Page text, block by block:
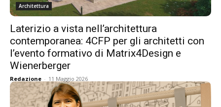
Architettura
Laterizio a vista nell’architettura
contemporanea: 4CFP per gli architetti con
l’evento formativo di Matrix4Design e
Wienerberger
Redazione - 11 Maggio 2026